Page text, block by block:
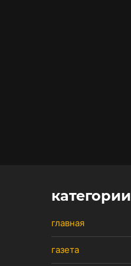
категории
главная
газета